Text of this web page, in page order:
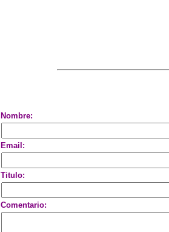
Nombre:
Email:
Titulo:
Comentario: